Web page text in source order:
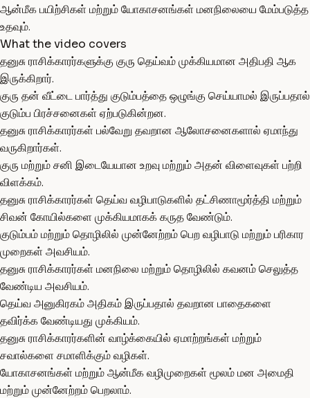
ஆன்மீக பயிற்சிகள் மற்றும் யோகாசனங்கள் மனநிலையை மேம்படுத்த
உதவும்.
What the video covers
தனுசு ராசிக்காரர்களுக்கு குரு தெய்வம் முக்கியமான அதிபதி ஆக
இருக்கிறார்.
குரு தன் வீட்டை பார்த்து குடும்பத்தை ஒழுங்கு செய்யாமல் இருப்பதால்
குடும்ப பிரச்சனைகள் ஏற்படுகின்றன.
தனுசு ராசிக்காரர்கள் பல்வேறு தவறான ஆலோசனைகளால் ஏமாந்து
வருகிறார்கள்.
குரு மற்றும் சனி இடையேயான உறவு மற்றும் அதன் விளைவுகள் பற்றி
விளக்கம்.
தனுசு ராசிக்காரர்கள் தெய்வ வழிபாடுகளில் தட்சிணாமூர்த்தி மற்றும்
சிவன் கோயில்களை முக்கியமாகக் கருத வேண்டும்.
குடும்பம் மற்றும் தொழிலில் முன்னேற்றம் பெற வழிபாடு மற்றும் பரிகார
முறைகள் அவசியம்.
தனுசு ராசிக்காரர்கள் மனநிலை மற்றும் தொழிலில் கவனம் செலுத்த
வேண்டிய அவசியம்.
தெய்வ அனுகிரகம் அதிகம் இருப்பதால் தவறான பாதைகளை
தவிர்க்க வேண்டியது முக்கியம்.
தனுசு ராசிக்காரர்களின் வாழ்க்கையில் ஏமாற்றங்கள் மற்றும்
சவால்களை சமாளிக்கும் வழிகள்.
யோகாசனங்கள் மற்றும் ஆன்மீக வழிமுறைகள் மூலம் மன அமைதி
மற்றும் முன்னேற்றம் பெறலாம்.